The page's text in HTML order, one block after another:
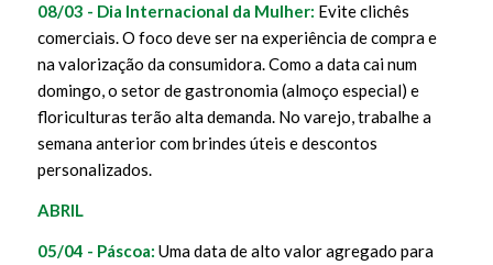
08/03 - Dia Internacional da Mulher: Evite clichês
comerciais. O foco deve ser na experiência de compra e
na valorização da consumidora. Como a data cai num
domingo, o setor de gastronomia (almoço especial) e
floriculturas terão alta demanda. No varejo, trabalhe a
semana anterior com brindes úteis e descontos
personalizados.
ABRIL
05/04 - Páscoa: Uma data de alto valor agregado para